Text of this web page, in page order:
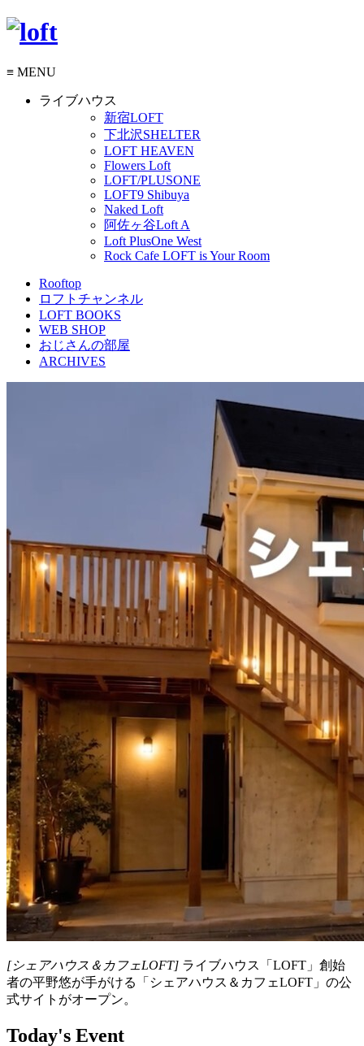
≡ MENU
ライブハウス
新宿LOFT
下北沢SHELTER
LOFT HEAVEN
Flowers Loft
LOFT/PLUSONE
LOFT9 Shibuya
Naked Loft
阿佐ヶ谷Loft A
Loft PlusOne West
Rock Cafe LOFT is Your Room
Rooftop
ロフトチャンネル
LOFT BOOKS
WEB SHOP
おじさんの部屋
ARCHIVES
[シェアハウス＆カフェLOFT] ライブハウス「LOFT」創始
者の平野悠が手がける「シェアハウス＆カフェLOFT」の公
式サイトがオープン。
Today's Event